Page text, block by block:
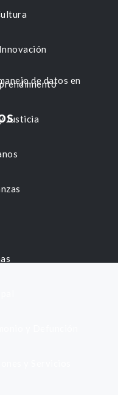
Justicia
de datos en